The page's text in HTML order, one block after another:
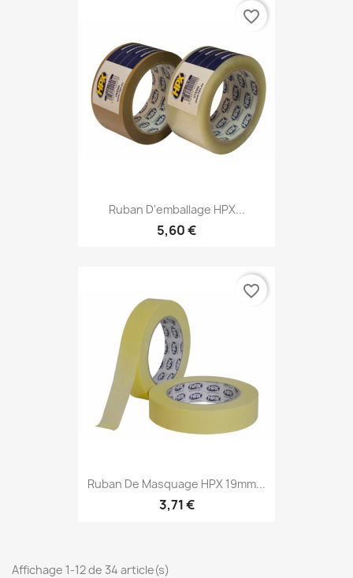
Ruban D'emballage HPX...
5,60 €
favorite_border
Ruban De Masquage HPX 19mm...
3,71 €
favorite_border
Affichage 1-12 de 34 article(s)